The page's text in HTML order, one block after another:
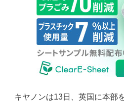
キヤノンは13日、英国に本部